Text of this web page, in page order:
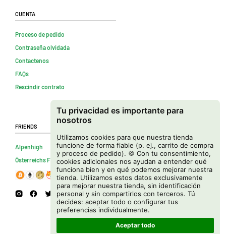
Tu privacidad es importante para
nosotros
Utilizamos cookies para que nuestra tienda
funcione de forma fiable (p. ej., carrito de compra
y proceso de pedido). 🍪 Con tu consentimiento,
cookies adicionales nos ayudan a entender qué
funciona bien y en qué podemos mejorar nuestra
tienda. Utilizamos estos datos exclusivamente
para mejorar nuestra tienda, sin identificación
personal y sin compartirlos con terceros. Tú
decides: aceptar todo o configurar tus
preferencias individualmente.
Aceptar todo
Cuenta
Proceso de pedido
Contraseña olvidada
Contactenos
FAQs
Rescindir contrato
Friends
Alpenhigh
Österreichs Firmenverzeichnis